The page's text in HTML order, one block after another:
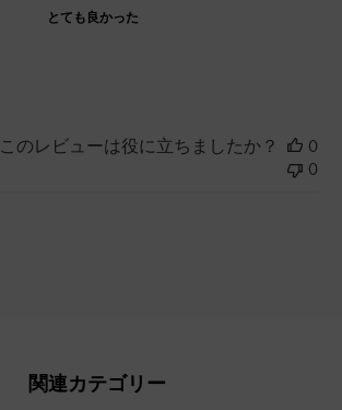
とても良かった
このレビューは役に立ちましたか？
0
0
関連カテゴリー